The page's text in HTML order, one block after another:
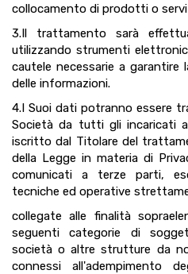
collocamento di prodotti o
3.Il trattamento sarà
utilizzando strumenti
cautele necessarie a garantire
delle informazioni.
4.I Suoi dati potranno essere
Società da tutti gli incaricati
iscritto dal Titolare del
della Legge in materia di
comunicati a terze parti,
tecniche ed operative
collegate alle finalità
seguenti categorie di
società o altre strutture da
connessi all'adempimento